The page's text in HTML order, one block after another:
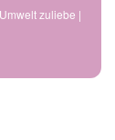
zuliebe |